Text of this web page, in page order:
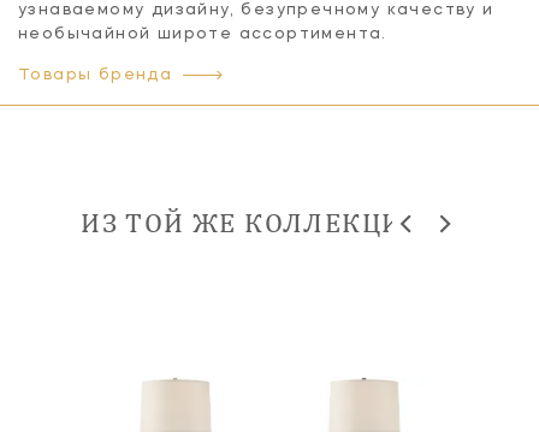
узнаваемому дизайну, безупречному качеству и
необычайной широте ассортимента.
Товары бренда
ИЗ ТОЙ ЖЕ КОЛЛЕКЦИИ